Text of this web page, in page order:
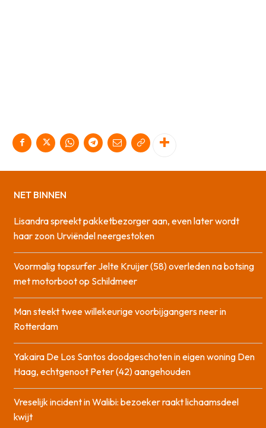
NET BINNEN
Lisandra spreekt pakketbezorger aan, even later wordt
haar zoon Urviëndel neergestoken
Voormalig topsurfer Jelte Kruijer (58) overleden na botsing
met motorboot op Schildmeer
Man steekt twee willekeurige voorbijgangers neer in
Rotterdam
Yakaira De Los Santos doodgeschoten in eigen woning Den
Haag, echtgenoot Peter (42) aangehouden
Vreselijk incident in Walibi: bezoeker raakt lichaamsdeel
kwijt